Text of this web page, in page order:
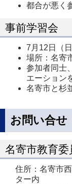
都合が悪く
事前学習会
7月12日（
場所：名寄
参加者同士
エーション
名寄市と杉
お問い合せ
名寄市教育
住所：名寄市
ター内